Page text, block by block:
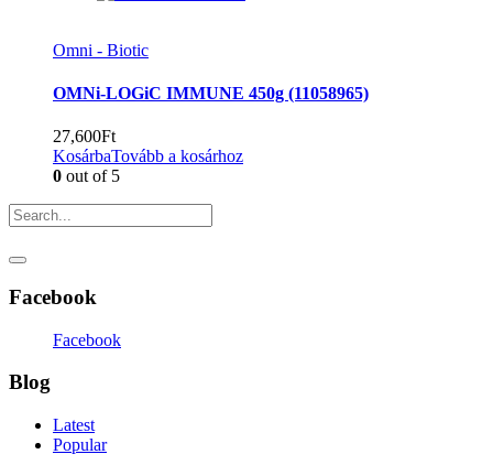
Omni - Biotic
OMNi-LOGiC IMMUNE 450g (11058965)
27,600Ft
KosárbaTovább a kosárhoz
0 out of 5
Facebook
Facebook
Blog
Latest
Popular